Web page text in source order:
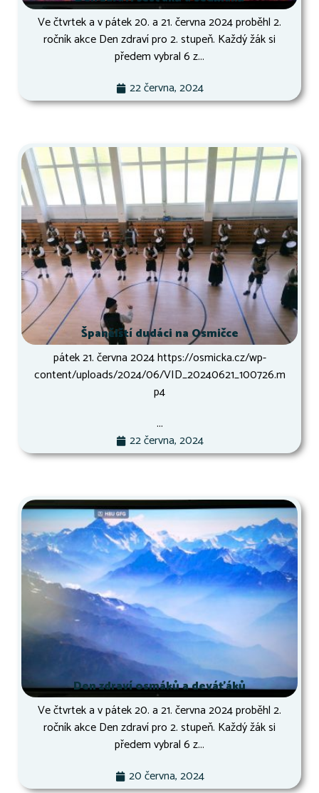
Ve čtvrtek a v pátek 20. a 21. června 2024 proběhl 2.
ročník akce Den zdraví pro 2. stupeň. Každý žák si
předem vybral 6 z...
22 června, 2024
Španělští dudáci na Osmičce
pátek 21. června 2024 https://osmicka.cz/wp-
content/uploads/2024/06/VID_20240621_100726.m
p4
...
22 června, 2024
Den zdraví osmáků a deváťáků
Ve čtvrtek a v pátek 20. a 21. června 2024 proběhl 2.
ročník akce Den zdraví pro 2. stupeň. Každý žák si
předem vybral 6 z...
20 června, 2024